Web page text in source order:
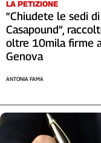
LA PETIZIONE
“Chiudete le sedi di
Casapound”,
oltre 10mila firme
Genova
ANTONIA FAMA